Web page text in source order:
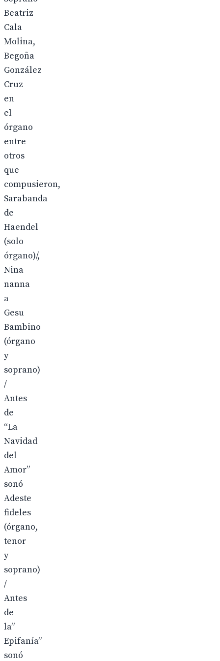
Beatriz
Cala
Molina,
Begoña
González
Cruz
en
el
órgano
entre
otros
que
compusieron,
Sarabanda
de
Haendel
(solo
órgano)/,
Nina
nanna
a
Gesu
Bambino
(órgano
y
soprano)
/
Antes
de
“La
Navidad
del
Amor”
sonó
Adeste
fideles
(órgano,
tenor
y
soprano)
/
Antes
de
la”
Epifanía”
sonó